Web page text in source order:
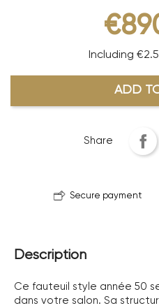
Including
ADD
Share
Secure payment
Description
Ce fauteuil style année 50
dans votre salon. Sa